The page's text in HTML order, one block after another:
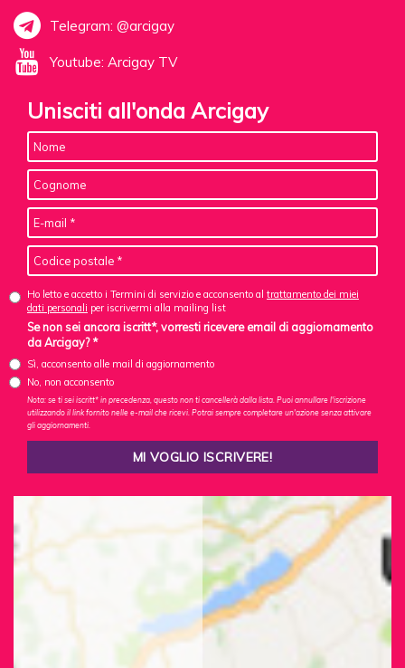
Telegram: @arcigay
Youtube: Arcigay TV
Unisciti all'onda Arcigay
Ho letto e accetto i Termini di servizio e acconsento al trattamento dei miei
dati personali per iscrivermi alla mailing list
Se non sei ancora iscritt*, vorresti ricevere email di aggiornamento
da Arcigay? *
Sì, acconsento alle mail di aggiornamento
No, non acconsento
Nota: se ti sei iscritt* in precedenza, questo non ti cancellerà dalla lista. Puoi annullare l'iscrizione
utilizzando il link fornito nelle e-mail che ricevi. Potrai sempre completare un'azione senza attivare
gli aggiornamenti.